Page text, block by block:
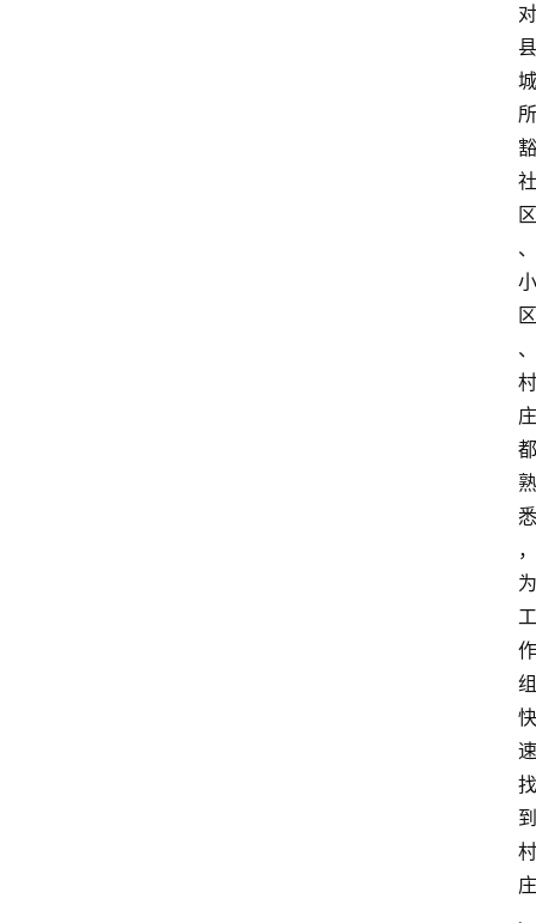
对
县
城
所
豁
社
区
、
小
区
、
村
庄
都
熟
悉
，
为
工
作
组
快
速
找
到
村
庄
、